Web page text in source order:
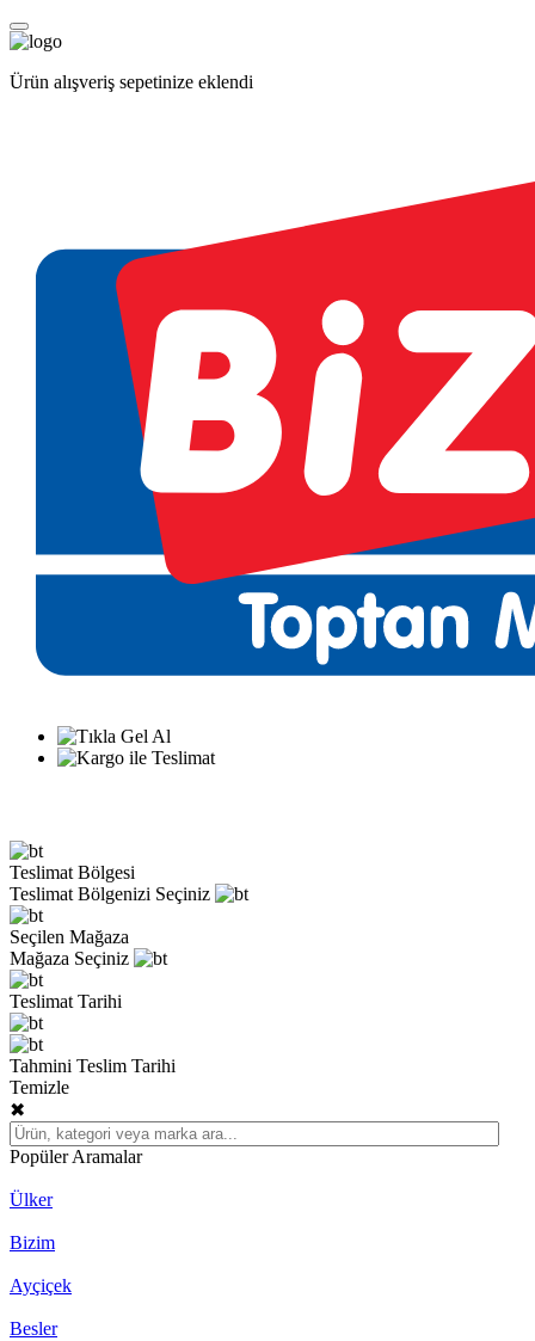
Ürün alışveriş sepetinize eklendi
Teslimat Bölgesi
Teslimat Bölgenizi Seçiniz
Seçilen Mağaza
Mağaza Seçiniz
Teslimat Tarihi
Tahmini Teslim Tarihi
Temizle
✖
Popüler Aramalar
Ülker
Bizim
Ayçiçek
Besler